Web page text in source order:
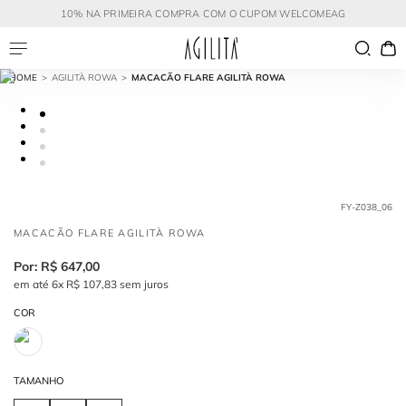
10% NA PRIMEIRA COMPRA COM O CUPOM WELCOMEAG
AGILITÀ ROWA MACACÃO FLARE AGILITÀ ROWA
FY-Z038_06
MACACÃO FLARE AGILITÀ ROWA
R$ 647,00
em até 6x R$ 107,83 sem juros
COR
TAMANHO